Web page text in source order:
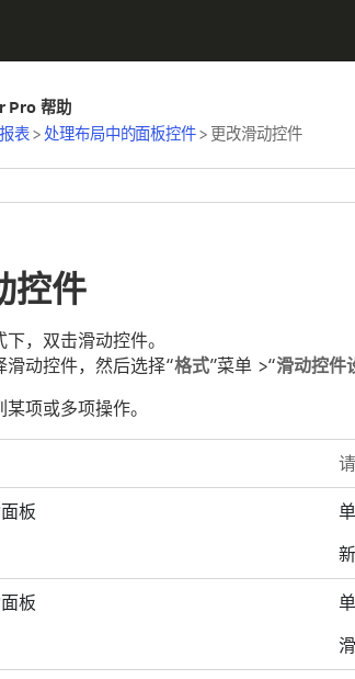
Pro 帮助
表> 处理布局中的面板控件> 更改滑动控件
控件
，双击滑动控件。
滑动控件，然后选择“格式”菜单 >“滑动控件
项或多项操作。
板
板